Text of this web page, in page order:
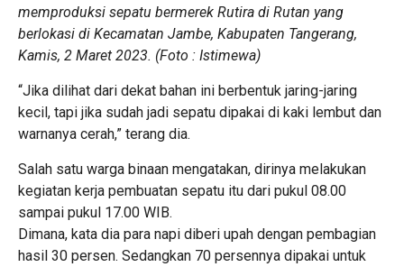
memproduksi sepatu bermerek Rutira di Rutan yang
berlokasi di Kecamatan Jambe, Kabupaten Tangerang,
Kamis, 2 Maret 2023. (Foto : Istimewa)
“Jika dilihat dari dekat bahan ini berbentuk jaring-jaring
kecil, tapi jika sudah jadi sepatu dipakai di kaki lembut dan
warnanya cerah,” terang dia.
Salah satu warga binaan mengatakan, dirinya melakukan
kegiatan kerja pembuatan sepatu itu dari pukul 08.00
sampai pukul 17.00 WIB.
Dimana, kata dia para napi diberi upah dengan pembagian
hasil 30 persen. Sedangkan 70 persennya dipakai untuk